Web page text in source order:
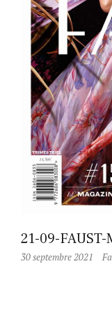
21-09-FAUST-
30 septembre 2021